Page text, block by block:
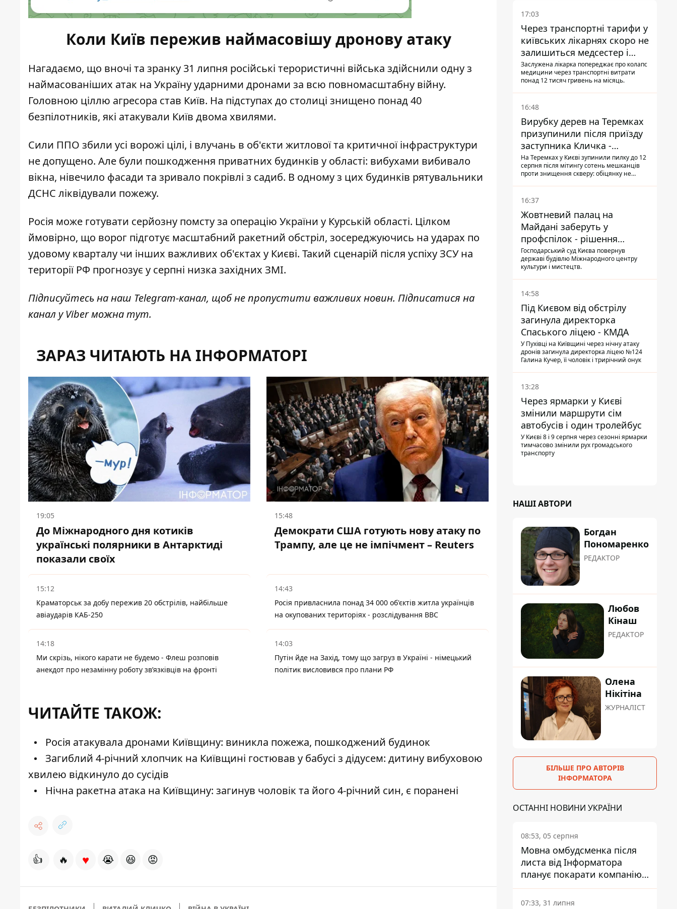
Коли Київ пережив наймасовішу дронову атаку
Нагадаємо, що вночі та зранку 31 липня російські терористичні війська здійснили одну з
наймасованіших атак на Українуударними дронами за всю повномасштабну війну.
Головною ціллю агресора став Київ. На підступах до столиці знищено понад 40
безпілотників, які атакували Київ двома хвилями.
Сили ППО збили усі ворожі цілі, і влучань в об'єкти житлової та критичної інфраструктури
не допущено. Але були пошкодження приватних будинків у області: вибухами вибивало
вікна, нівечило фасади та зривало покрівлі з садиб. В одному з цих будинків рятувальники
ДСНС ліквідували пожежу.
Росія може готувати серйозну помсту за операцію України у Курській області. Цілком
ймовірно, що ворог підготує масштабний ракетний обстріл, зосереджуючись на ударах по
удовому кварталу чи інших важливих об'єктах у Києві. Такий сценарій після успіху ЗСУ на
території РФ прогнозує у серпні низка західних ЗМІ.
Підписуйтесь на наш Telegram-канал, щоб не пропустити важливих новин. Підписатися на
канал у Viber можнатут.
ЗАРАЗ ЧИТАЮТЬ НА ІНФОРМАТОРІ
19:05
До Міжнародного дня котиків
українські полярники в Антарктиді
показали своїх
15:48
Демократи США готують нову атаку по
Трампу, але це не імпічмент – Reuters
15:12
Краматорськ за добу пережив 20 обстрілів, найбільше
авіаударів КАБ-250
14:43
Росія привласнила понад 34 000 об'єктів житла українців
на окупованих територіях - розслідування BBC
14:18
Ми скрізь, нікого карати не будемо - Флеш розповів
анекдот про незамінну роботу зв’язківців на фронті
14:03
Путін йде на Захід, тому що загруз в Україні - німецький
політик висловився про плани РФ
ЧИТАЙТЕ ТАКОЖ:
Росія атакувала дронами Київщину: виникла пожежа, пошкоджений будинок
Загиблий 4-річний хлопчик на Київщині гостював у бабусі з дідусем: дитину вибуховою
хвилею відкинуло до сусідів
Нічна ракетна атака на Київщину: загинув чоловік та його 4-річний син, є поранені
👍 🔥 ♥ 😭 😆 😡
17:03
Через транспортні тарифи у
київських лікарнях скоро не
залишиться медсестер і
санітарок - професор
Голубовська
Заслужена лікарка попереджає про колапс
медицини через транспортні витрати
понад 12 тисяч гривень на місяць.
16:48
Вирубку дерев на Теремках
призупинили після приїзду
заступника Кличка -
почався діалог
На Теремках у Києві зупинили пилку до 12
серпня після мітингу сотень мешканців
проти знищення скверу: обіцянку не
прибув налагодити комунікацію
16:37
Жовтневий палац на
Майдані заберуть у
профспілок - рішення
Господарського суду
Господарський суд Києва повернув
державі будівлю Міжнародного центру
культури і мистецтв.
14:58
Під Києвом від обстрілу
загинула директорка
Спаського ліцею - КМДА
У Пухівці на Київщині через нічну атаку
дронів загинула директорка ліцею №124
Галина Кучер, її чоловік і трирічний онук
13:28
Через ярмарки у Києві
змінили маршрути сім
автобусів і один тролейбус
У Києві 8 і 9 серпня через сезонні ярмарки
тимчасово змінили рух громадського
транспорту
НАШІ АВТОРИ
Богдан
Пономаренко
РЕДАКТОР
Любов
Кінаш
РЕДАКТОР
Олена
Нікітіна
ЖУРНАЛІСТ
БІЛЬШЕ ПРО АВТОРІВ
ІНФОРМАТОРА
ОСТАННІ НОВИНИ УКРАЇНИ
08:53, 05 серпня
Мовна омбудсменка після
листа від Інформатора
планує покарати компанію-
підрядника ПриватБанку
07:33, 31 липня